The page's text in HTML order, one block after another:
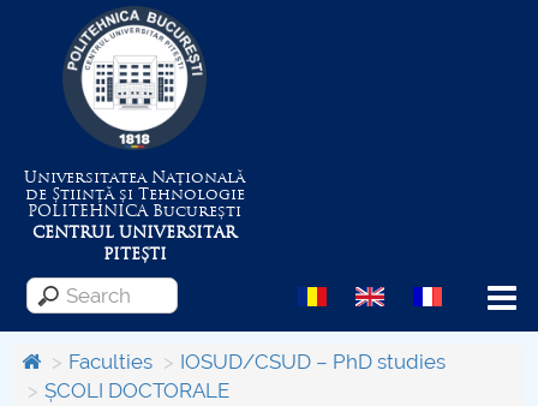
Universitatea Națională
de Știință și Tehnologie
POLITEHNICABucurești
CENTRUL UNIVERSITAR
PITEȘTI
Menu
Faculties
IOSUD/CSUD – PhD studies
ȘCOLI DOCTORALE